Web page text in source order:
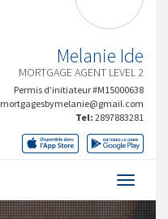
Melanie Ide
MORTGAGE AGENT LEVEL 2
Permis d’initiateur #M15000638
mortgagesbymelanie@gmail.com
Tel: 2897883281